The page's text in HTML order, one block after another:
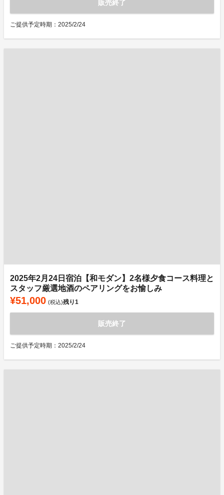
販売終了
ご提供予定時期：2025/2/24
2025年2月24日宿泊【和モダン】2名様夕食コース料理と
スタッフ厳選地酒のペアリングをお愉しみ
¥51,000 (税込)残り1
販売終了
ご提供予定時期：2025/2/24